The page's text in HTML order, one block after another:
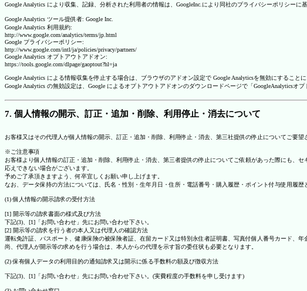
Google Analytics により収集、記録、分析された利用者の情報は、GoogleInc.により同社のプライバシーポリシーに
Google Analytics ツール提供者: Google Inc.
Google Analytics 利用規約:
http://www.google.com/analytics/terms/jp.html
Google プライバシーポリシー:
http://www.google.com/intl/ja/policies/privacy/partners/
Google Analytics オプトアウトアドオン:
https://tools.google.com/dlpage/gaoptout?hl=ja
Google Analytics による情報収集を停止する場合は、ブラウザのアドオン設定で Google Analyticsを無効にすること
Google Analytics の無効設定は、Google によるオプトアウトアドオンのダウンロードページで「GoogleAnalytics
7. 個人情報の開示、訂正・追加・削除、利用停止・消去について
お客様又はその代理人が個人情報の開示、訂正・追加・削除、利用停止・消去、第三社提供の停止についてご要望
※ご注意事項
お客様より個人情報の訂正・追加・削除、利用停止・消去、第三者提供の停止についてご依頼があった際にも、
応えできない場合がございます。
予めご了承頂きますよう、何卒宜しくお願い申し上げます。
なお、データ保持の方法については、氏名・性別・生年月日・住所・電話番号・購入履歴・ポイント付与使用履
(1) 個人情報の開示請求の受付方法
[1] 開示等の請求書面の様式及び方法
下記(3)、[1]「お問い合わせ」先にお問い合わせ下さい。
[2] 開示等の請求を行う者の本人又は代理人の確認方法
運転免許証、パスポート、健康保険の被保険者証、在留カード又は特別永住者証明書、写真付個人番号カード、年
尚、代理人が開示等の求めを行う場合は、本人からの代理を示す旨の委任状も必要となります。
(2) 保有個人データの利用目的の通知請求又は開示に係る手数料の額及び徴収方法
下記(3)、[1]「お問い合わせ」先にお問い合わせ下さい。(実費程度の手数料を申し受けます)